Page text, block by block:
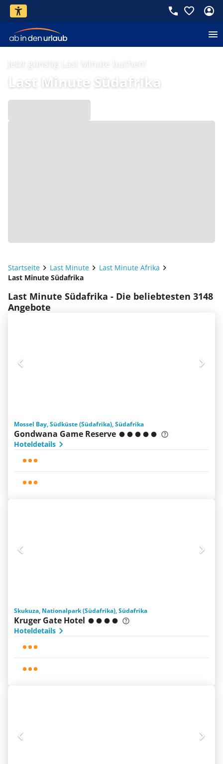
Jetzt günstig Last Minute buchen!
Last Minute Südafrika
Startseite Last Minute
Last Minute Afrika
Last Minute Südafrika
Last Minute Südafrika - Die beliebtesten 3148
Angebote
Mossel Bay, Südküste (Südafrika), Südafrika
Gondwana Game Reserve
Hoteldetails
Skukuza, Nationalpark (Südafrika), Südafrika
Kruger Gate Hotel
Hoteldetails